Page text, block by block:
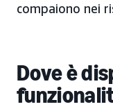
compaiono nei
Dove è